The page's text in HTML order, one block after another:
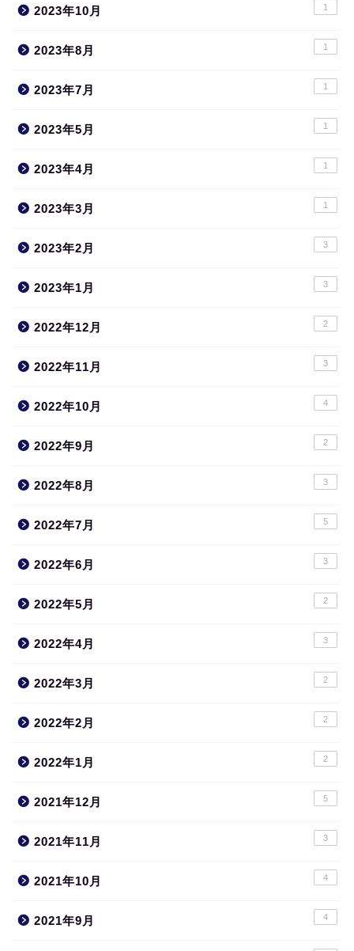
2023年10月 1
2023年8月 1
2023年7月 1
2023年5月 1
2023年4月 1
2023年3月 1
2023年2月 3
2023年1月 3
2022年12月 2
2022年11月 3
2022年10月 4
2022年9月 2
2022年8月 3
2022年7月 5
2022年6月 3
2022年5月 2
2022年4月 3
2022年3月 2
2022年2月 2
2022年1月 2
2021年12月 5
2021年11月 3
2021年10月 4
2021年9月 4